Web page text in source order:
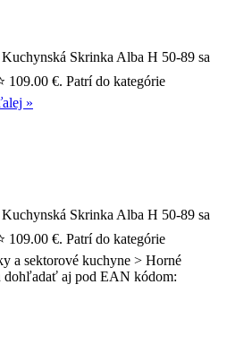
Skrinka Alba H 50-89 sa
109.00 €. Patrí do kategórie
»
Skrinka Alba H 50-89 sa
109.00 €. Patrí do kategórie
a sektorové kuchyne > Horné
dohľadať aj pod EAN kódom: